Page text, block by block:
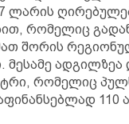
ლარის
რომელიც
შორის
მესამე ადგილზეა
რომელიც
110